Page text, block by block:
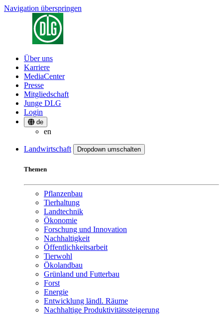
Navigation überspringen
Über uns
Karriere
MediaCenter
Presse
Mitgliedschaft
Junge DLG
Login
de
en
Landwirtschaft Dropdown umschalten
Themen
Pflanzenbau
Tierhaltung
Landtechnik
Ökonomie
Forschung und Innovation
Nachhaltigkeit
Öffentlichkeitsarbeit
Tierwohl
Ökolandbau
Grünland und Futterbau
Forst
Energie
Entwicklung ländl. Räume
Nachhaltige Produktivitätssteigerung